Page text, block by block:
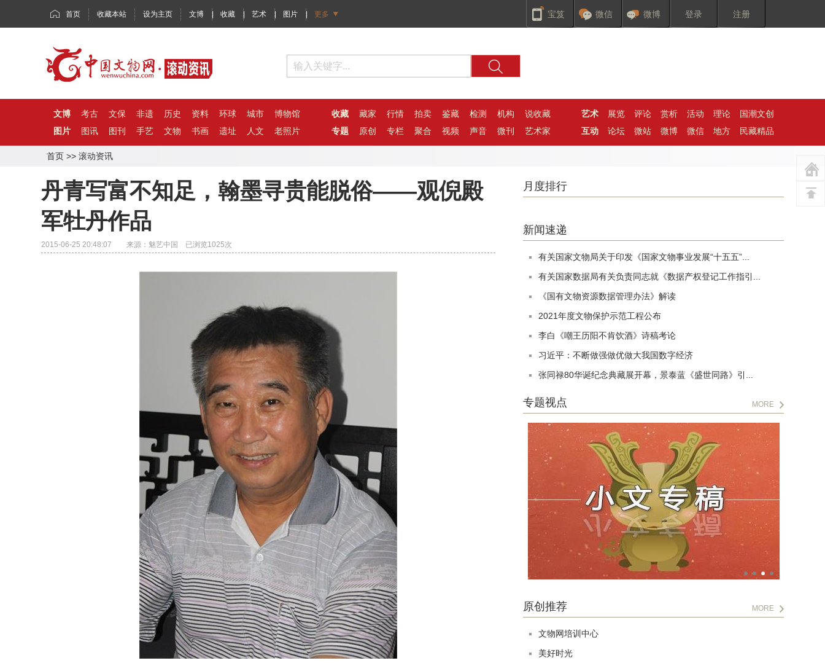
首页 收藏本站 设为主页 文博 | 收藏 | 艺术 | 图片 | 更多 宝笈 微信 微博 登录 注册
文博 考古 文保 非遗 历史 资料 环球 城市 博物馆 收藏 藏家 行情 拍卖 鉴藏 检测 机构 说收藏 艺术 展览 评论 赏析 活动 理论
国潮文创
图片
图讯 图刊 手艺 文物 书画 遗址 人文 老照片 专题 原创 专栏 聚合 视频 声音 微刊 艺术家 互动 论坛 微站 微博 微信 地方 民藏精品
首页 >> 滚动资讯
丹青写富不知足，翰墨寻贵能脱俗——观倪殿
军牡丹作品
2015-06-25 20:48:07 来源：魅艺中国 已浏览1025次
月度排行
新闻速递
有关国家文物局关于印发《国家文物事业发展“十五五”...
有关国家数据局有关负责同志就《数据产权登记工作指引...
《国有文物资源数据管理办法》解读
2021年度文物保护示范工程公布
李白《嘲王历阳不肯饮酒》诗稿考论
习近平：不断做强做优做大我国数字经济
张同禄80华诞纪念典藏展开幕，景泰蓝《盛世同路》引...
专题视点 MORE
原创推荐 MORE
文物网培训中心
美好时光